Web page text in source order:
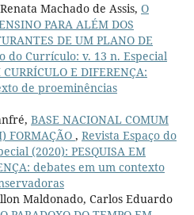
Machado de Assis, O
PARA ALÉM DOS
DE UM PLANO DE
do Currículo: v. 13 n. Especial
E DIFERENÇA:
de proeminências
BASE NACIONAL COMUM
FORMAÇÃO , Revista Espaço do
(2020): PESQUISA EM
debates em um contexto
Maldonado, Carlos Eduardo